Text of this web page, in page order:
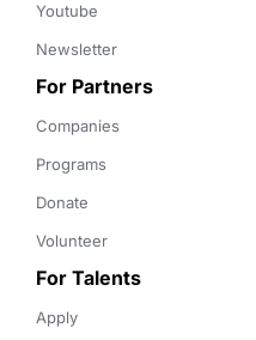
Youtube
Newsletter
For Partners
Companies
Programs
Donate
Volunteer
For Talents
Apply